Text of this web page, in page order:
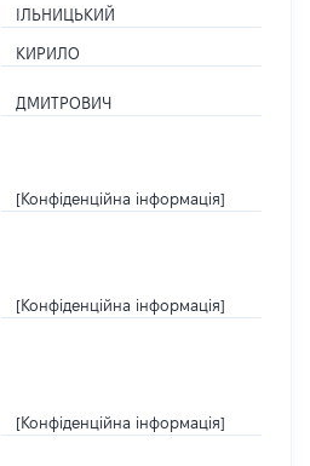
ІЛЬНИЦЬКИЙ
КИРИЛО
ДМИТРОВИЧ
[Конфіденційна інформація]
[Конфіденційна інформація]
[Конфіденційна інформація]